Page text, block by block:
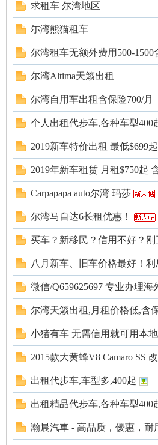
求租车 尔湾地区
尓湾熊猫租车
尔湾租车无额外费用500-1500
尔湾Altima天籁出租
尔湾自用车出租含保险700/月
个人出租代步车,各种车型400
2019新车特价出租 最低$699
2019年新车租赁 月租$750起
Carpapapa auto尔湾 玛莎
尔湾马自达6长租优惠！
买车？新移民？信用不好？
八月新车、旧车价格最好！利
微信/Q659625697 专业办理
尔湾天籁出租,月租价格低,含保
小猪有车 无需信用就可用本
2015款大黄蜂V8 Camaro SS
出租代步车,车型多,400起
出租精品代步车,各种车型400
瀚晨汽車 - 高品质，優惠，耐